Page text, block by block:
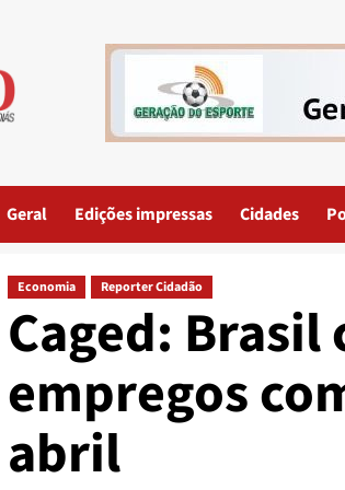
Geral Edições impressas Cidades
Economia Reporter Cidadão
Caged:
empregos
abril